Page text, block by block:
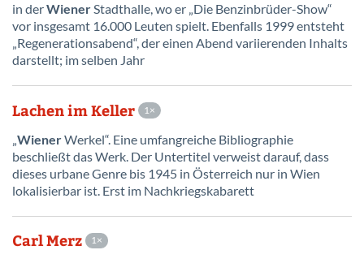
in derWienerStadthalle, wo er „Die Benzinbrüder-Show“
vor insgesamt 16.000 Leuten spielt. Ebenfalls 1999 entsteht
„Regenerationsabend“, der einen Abend variierenden Inhalts
darstellt; im selben Jahr
Lachen im Keller 1
„WienerWerkel“. Eine umfangreiche Bibliographie
beschließt das Werk. Der Untertitel verweist darauf, dass
dieses urbane Genre bis 1945 in Österreich nur in Wien
lokalisierbar ist. Erst im Nachkriegskabarett
Carl Merz 1